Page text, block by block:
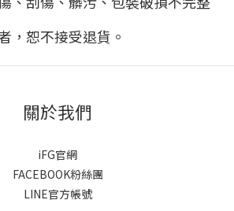
，恕不接受退貨。
關於我們
iFG官網
FACEBOOK粉絲團
LINE官方帳號